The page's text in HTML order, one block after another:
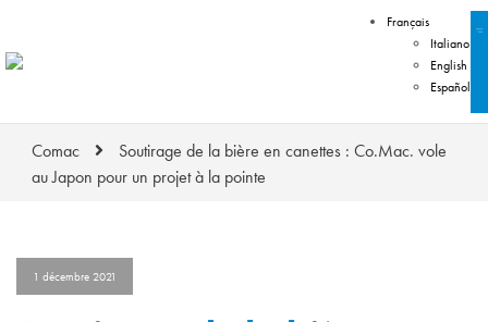
Français
Italiano
English
Español
Comac
Soutirage de la bière en canettes : Co.Mac. vole
au Japon pour un projet à la pointe
1 décembre 2021